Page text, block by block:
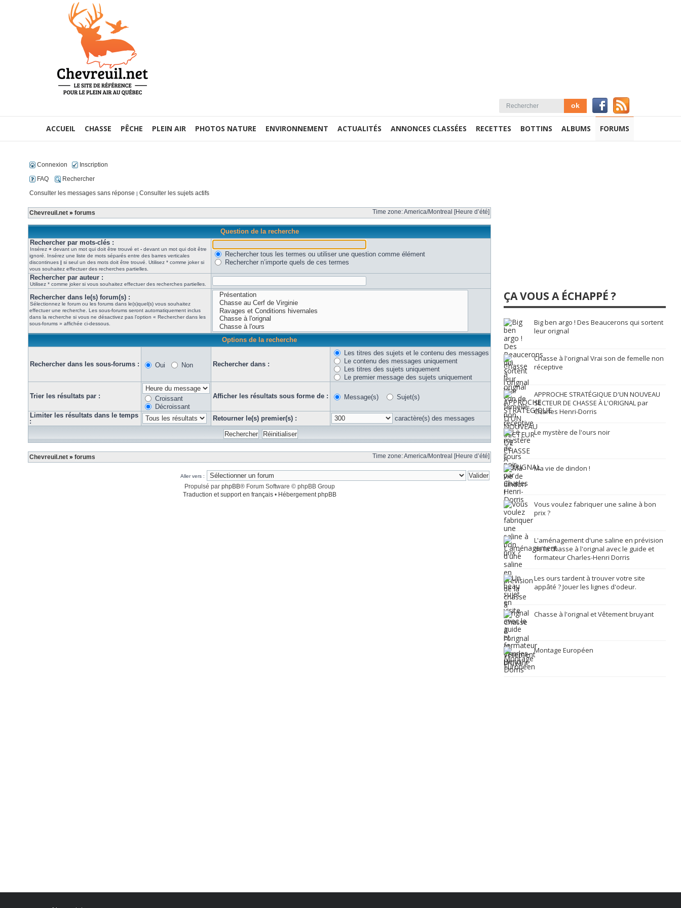
ACCUEIL CHASSE PÊCHE PLEIN AIR PHOTOS NATURE ENVIRONNEMENT ACTUALITÉS ANNONCES CLASSÉES RECETTES BOTTINS ALBUMS FORUMS
Connexion
Inscription
FAQ
Rechercher
Consulter les messages sans réponse | Consulter les sujets actifs
Chevreuil.net » forums Time zone: America/Montreal [Heure d’été]
Question de la recherche
Rechercher par mots-clés :
Insérez + devant un mot qui doit être trouvé et - devant un mot qui doit être
ignoré. Insérez une liste de mots séparés entre des barres verticales
discontinues | si seul un des mots doit être trouvé. Utilisez * comme joker si
vous souhaitez effectuer des recherches partielles.
Rechercher tous les termes ou utiliser une question comme élément
Rechercher n’importe quels de ces termes
Rechercher par auteur :
Utilisez * comme joker si vous souhaitez effectuer des recherches partielles.
Rechercher dans le(s) forum(s) :
Sélectionnez le forum ou les forums dans le(s)quel(s) vous souhaitez
effectuer une recherche. Les sous-forums seront automatiquement inclus
dans la recherche si vous ne désactivez pas l’option « Rechercher dans les
sous-forums » affichée ci-dessous.
Options de la recherche
Rechercher dans les sous-forums : Oui Non Rechercher dans :
Les titres des sujets et le contenu des messages
Le contenu des messages uniquement
Les titres des sujets uniquement
Le premier message des sujets uniquement
Trier les résultats par :
Croissant
Décroissant
Afficher les résultats sous forme de : Message(s) Sujet(s)
Limiter les résultats dans le temps
:
Retourner le(s) premier(s) : caractère(s) des messages
Chevreuil.net » forums Time zone: America/Montreal [Heure d’été]
Aller vers :
Propulsé par phpBB® Forum Software © phpBB Group
Traduction et support en français• Hébergement phpBB
ÇA VOUS A ÉCHAPPÉ ?
Big ben argo ! Des Beaucerons qui sortent
leur orignal
Chasse à l'orignal Vrai son de femelle non
réceptive
APPROCHE STRATÉGIQUE D'UN NOUVEAU
SECTEUR DE CHASSE À L'ORIGNAL par
Charles Henri-Dorris
Le mystère de l'ours noir
Ma vie de dindon !
Vous voulez fabriquer une saline à bon
prix ?
L'aménagement d'une saline en prévision
de la chasse à l'orignal avec le guide et
formateur Charles-Henri Dorris
Les ours tardent à trouver votre site
appâté ? Jouer les lignes d'odeur.
Chasse à l'orignal et Vêtement bruyant
Montage Européen